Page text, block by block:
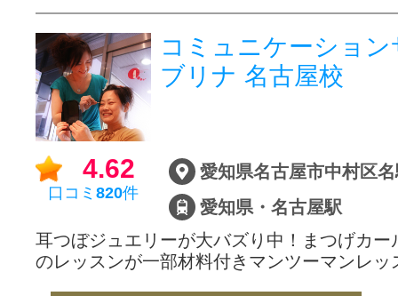
コミュニケーショ
ブリナ 名古屋校
4.62
口コミ 820件
愛知県名古屋市中村区
愛知県・名古屋駅
耳つぼジュエリーが大バズり中！まつげカー
のレッスンが一部材料付きマンツーマンレ